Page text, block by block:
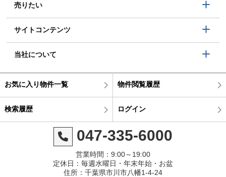
売りたい
サイトコンテンツ
当社について
お気に入り物件一覧 物件閲覧履歴
検索履歴 ログイン
047-335-6000
営業時間：9:00～19:00
定休日：毎週水曜日・年末年始・お盆
住所：千葉県市川市八幡1-4-24